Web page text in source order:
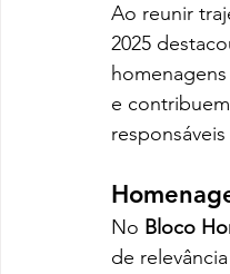
Ao reunir
2025
e
No Bloco
de